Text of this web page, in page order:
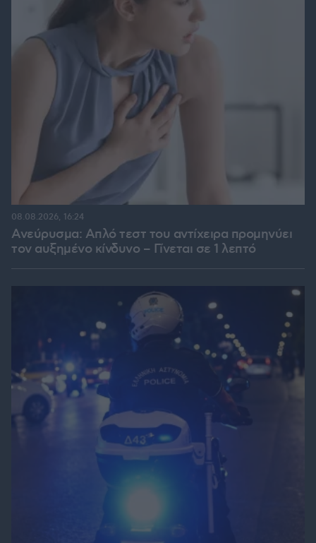
Ανεύρυσμα: Απλό τεστ του αντίχειρα προμηνύει
τον αυξημένο κίνδυνο – Γίνεται σε 1 λεπτό
08.08.2026, 16:24